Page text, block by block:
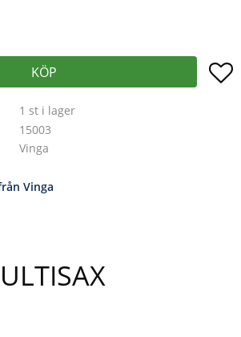
KÖP
1 st i lager
15003
Vinga
Vinga